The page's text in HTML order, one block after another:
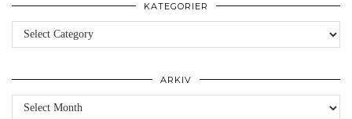
KATEGORIER
Kategorier
ARKIV
Arkiv